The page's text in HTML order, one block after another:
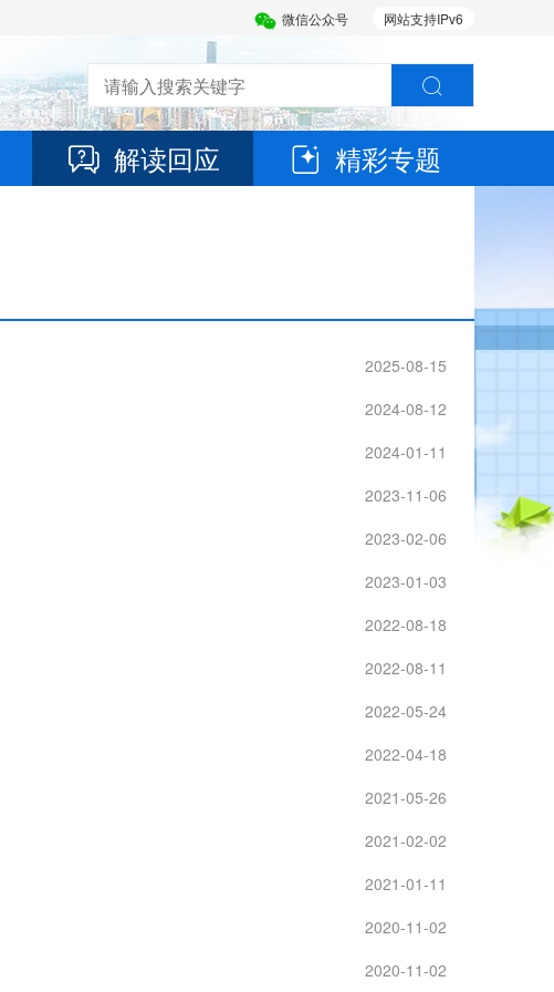
网站支持IPv6
微信公众号
解读回应 精彩专题
2025-08-15
2024-08-12
2024-01-11
2023-11-06
2023-02-06
2023-01-03
2022-08-18
2022-08-11
2022-05-24
2022-04-18
2021-05-26
2021-02-02
2021-01-11
2020-11-02
2020-11-02